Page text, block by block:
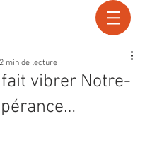
vibrer Notre-
2 min de lecture